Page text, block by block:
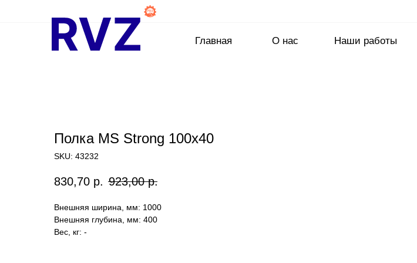
Главная О нас Наши работы
Полка MS Strong 100x40
SKU: 43232
830,70 р. 923,00 р.
Внешняя ширина, мм: 1000
Внешняя глубина, мм: 400
Вес, кг: -